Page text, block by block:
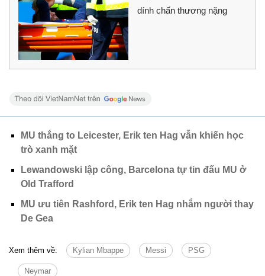
dính chấn thương nặng
MU thắng to Leicester, Erik ten Hag vẫn khiến học
trò xanh mặt
Lewandowski lập công, Barcelona tự tin đấu MU ở
Old Trafford
MU ưu tiên Rashford, Erik ten Hag nhắm người thay
De Gea
Xem thêm về: Kylian Mbappe Messi PSG
Neymar